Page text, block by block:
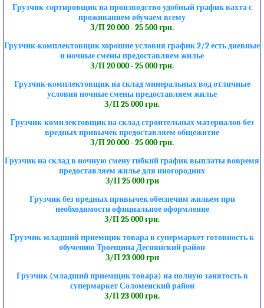
Грузчик-сортировщик на производство удобный график вахта с
проживанием обучаем всему
З/П 20 000 - 25 500 грн.
Грузчик-комплектовщик хорошие условия график 2/2 есть дневные
и ночные смены предоставляем жилье
З/П 20 000 - 25 000 грн.
Грузчик-комплектовщик на склад минеральных вод отличные
условия ночные смены предоставляем жилье
З/П 25 000 грн.
Грузчик-комплектовщик на склад строительных материалов без
вредных привычек предоставляем общежитие
З/П 20 000 - 25 000 грн.
Грузчик на склад в ночную смену гибкий график выплаты вовремя
предоставляем жилье для иногородних
З/П 25 000 грн
Грузчик без вредных привычек обеспечим жильем при
необходимости официальное оформление
З/П 25 000 грн.
Грузчик-младший приемщик товара в супермаркет готовность к
обучению Троещина Деснянский район
З/П 23 000 грн
Грузчик (младший приемщик товара) на полную занятость в
супермаркет Соломенский район
З/П 23 000 грн.